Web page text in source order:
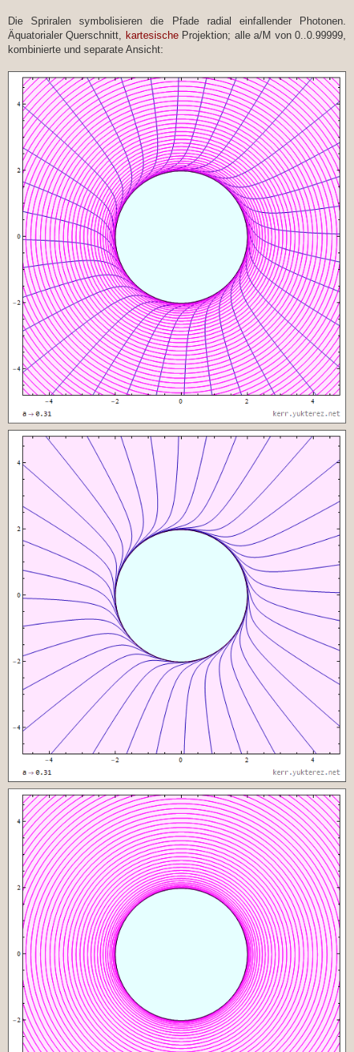
Die Spriralen symbolisieren die Pfade radial einfallender Photonen.
Äquatorialer Querschnitt, kartesischeProjektion; alle a/M von 0..0.99999,
kombinierte und separate Ansicht: